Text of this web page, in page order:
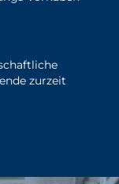
zurzeit